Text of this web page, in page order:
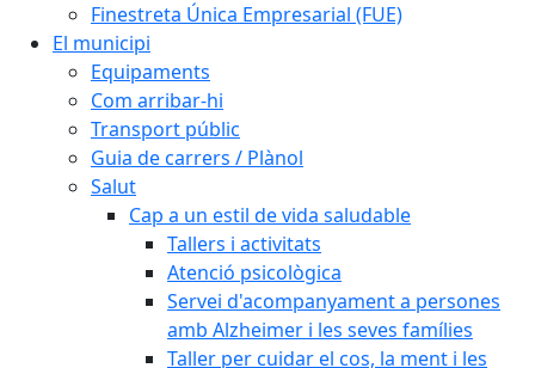
Finestreta Única Empresarial (FUE)
El municipi
Equipaments
Com arribar-hi
Transport públic
Guia de carrers / Plànol
Salut
Cap a un estil de vida saludable
Tallers i activitats
Atenció psicològica
Servei d'acompanyament a persones
amb Alzheimer i les seves famílies
Taller per cuidar el cos, la ment i les